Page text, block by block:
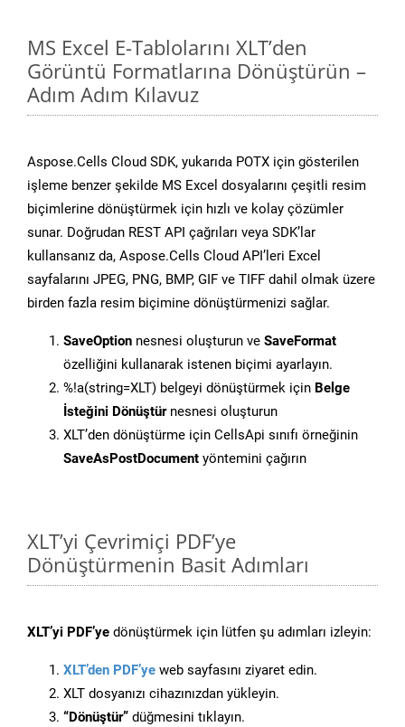
MS Excel E-Tablolarını XLT’den
Görüntü Formatlarına Dönüştürün –
Adım Adım Kılavuz
Aspose.Cells Cloud SDK, yukarıda POTX için gösterilen
işleme benzer şekilde MS Excel dosyalarını çeşitli resim
biçimlerine dönüştürmek için hızlı ve kolay çözümler
sunar. Doğrudan REST API çağrıları veya SDK’lar
kullansanız da, Aspose.Cells Cloud API’leri Excel
sayfalarını JPEG, PNG, BMP, GIF ve TIFF dahil olmak üzere
birden fazla resim biçimine dönüştürmenizi sağlar.
SaveOption nesnesi oluşturun ve SaveFormat
özelliğini kullanarak istenen biçimi ayarlayın.
%!a(string=XLT) belgeyi dönüştürmek için Belge
İsteğini Dönüştürnesnesi oluşturun
XLT’den dönüştürme için CellsApi sınıfı örneğinin
SaveAsPostDocument yöntemini çağırın
XLT’yi Çevrimiçi PDF’ye
Dönüştürmenin Basit Adımları
XLT’yi PDF’ye dönüştürmek için lütfen şu adımları izleyin:
XLT’den PDF’ye web sayfasını ziyaret edin.
XLT dosyanızı cihazınızdan yükleyin.
“Dönüştür” düğmesini tıklayın.